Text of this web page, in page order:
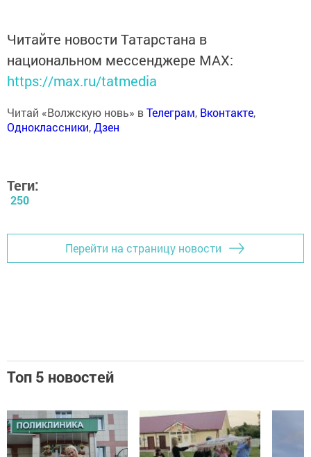
Читайте новости Татарстана в
национальном мессенджере MАХ:
https://max.ru/tatmedia
Читай «Волжскую новь» вТелеграм, Вконтакте,
Одноклассники,Дзен
Теги:
250
Перейти на страницу новости
Топ 5 новостей